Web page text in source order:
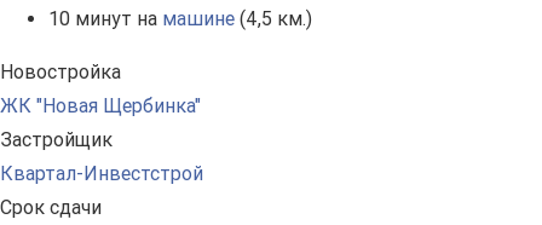
10 минут на машине (4,5 км.)
Новостройка
ЖК "Новая Щербинка"
Застройщик
Квартал-Инвестстрой
Срок сдачи